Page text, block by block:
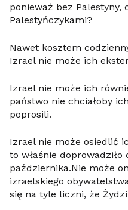
ponieważ bez Palestyny,
Palestyńczykami?
Nawet kosztem
Izrael nie może ich
Izrael nie może ich
państwo nie chciałoby
poprosili.
Izrael nie może osiedlić
to właśnie doprowadziło
października.Nie może
izraelskiego
się na tyle liczni, że